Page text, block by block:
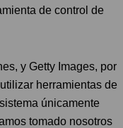
de control de
y Getty Images, por
herramientas de
únicamente
tomado nosotros